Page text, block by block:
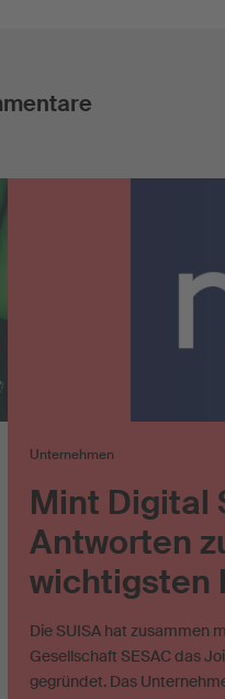
Unternehmen
Mint Digital
Antworten
wichtigsten
Die SUISA hat zusammen
Gesellschaft SESAC das
gegründet. Das